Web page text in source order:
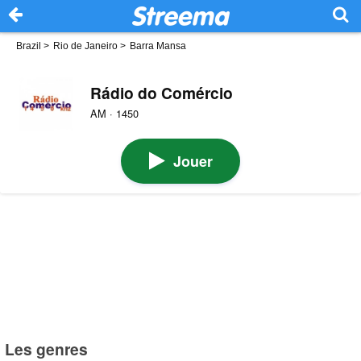
Brazil > Rio de Janeiro > Barra Mansa
Rádio do Comércio
AM · 1450
Jouer
Les genres